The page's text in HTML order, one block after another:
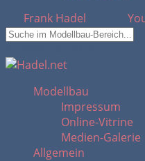
Frank Hadel
Modellbau
Impressum
Online-Vitrine
Medien-Galerie
Allgemein